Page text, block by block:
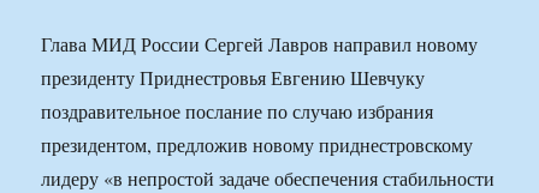
Глава МИД России Сергей Лавров направил новому
президенту Приднестровья Евгению Шевчуку
поздравительное послание по случаю избрания
президентом, предложив новому приднестровскому
лидеру «в непростой задаче обеспечения стабильности